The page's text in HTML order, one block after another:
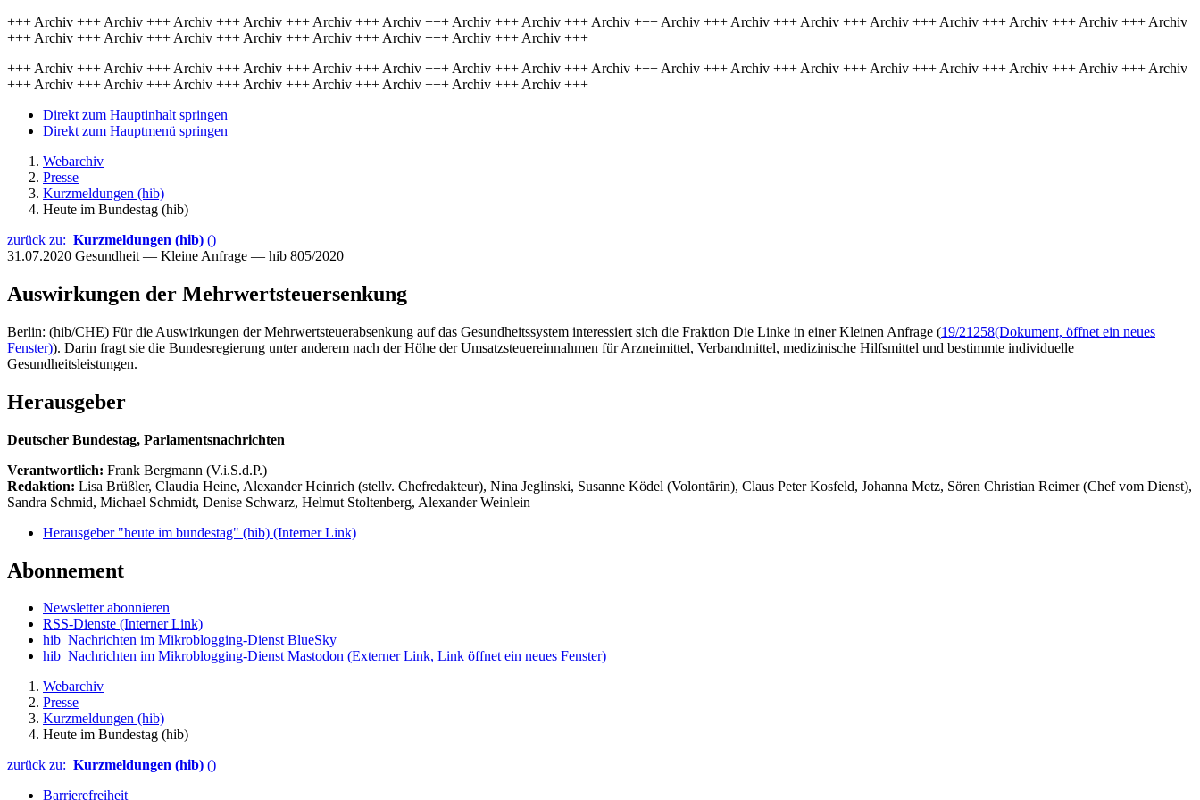
+++ Archiv +++ Archiv +++ Archiv +++ Archiv +++ Archiv +++ Archiv +++ Archiv +++ Archiv +++ Archiv +++ Archiv +++ Archiv +++ Archiv +++ Archiv +++ Archiv +++ Archiv +++ Archiv +++ Archiv
+++ Archiv +++ Archiv +++ Archiv +++ Archiv +++ Archiv +++ Archiv +++ Archiv +++ Archiv +++
+++ Archiv +++ Archiv +++ Archiv +++ Archiv +++ Archiv +++ Archiv +++ Archiv +++ Archiv +++ Archiv +++ Archiv +++ Archiv +++ Archiv +++ Archiv +++ Archiv +++ Archiv +++ Archiv +++ Archiv
+++ Archiv +++ Archiv +++ Archiv +++ Archiv +++ Archiv +++ Archiv +++ Archiv +++ Archiv +++
Direkt zum Hauptinhalt springen
Direkt zum Hauptmenü springen
Webarchiv
Presse
Kurzmeldungen (hib)
Heute im Bundestag (hib)
zurück zu: Kurzmeldungen (hib) ()
31.07.2020 Gesundheit — Kleine Anfrage — hib 805/2020
Auswirkungen der Mehrwertsteuersenkung
Berlin: (hib/CHE) Für die Auswirkungen der Mehrwertsteuerabsenkung auf das Gesundheitssystem interessiert sich die Fraktion Die Linke in einer Kleinen Anfrage (19/21258(Dokument, öffnet ein neues
Fenster)). Darin fragt sie die Bundesregierung unter anderem nach der Höhe der Umsatzsteuereinnahmen für Arzneimittel, Verbandmittel, medizinische Hilfsmittel und bestimmte individuelle
Gesundheitsleistungen.
Herausgeber
Deutscher Bundestag, Parlamentsnachrichten
Verantwortlich: Frank Bergmann (V.i.S.d.P.)
Redaktion: Lisa Brüßler, Claudia Heine, Alexander Heinrich (stellv. Chefredakteur), Nina Jeglinski, Susanne Ködel (Volontärin), Claus Peter Kosfeld, Johanna Metz, Sören Christian Reimer (Chef vom Dienst),
Sandra Schmid, Michael Schmidt, Denise Schwarz, Helmut Stoltenberg, Alexander Weinlein
Herausgeber "heute im bundestag" (hib) (Interner Link)
Abonnement
Newsletter abonnieren
RSS-Dienste (Interner Link)
hib_Nachrichten im Mikroblogging-Dienst BlueSky
hib_Nachrichten im Mikroblogging-Dienst Mastodon (Externer Link, Link öffnet ein neues Fenster)
Webarchiv
Presse
Kurzmeldungen (hib)
Heute im Bundestag (hib)
zurück zu: Kurzmeldungen (hib) ()
Barrierefreiheit